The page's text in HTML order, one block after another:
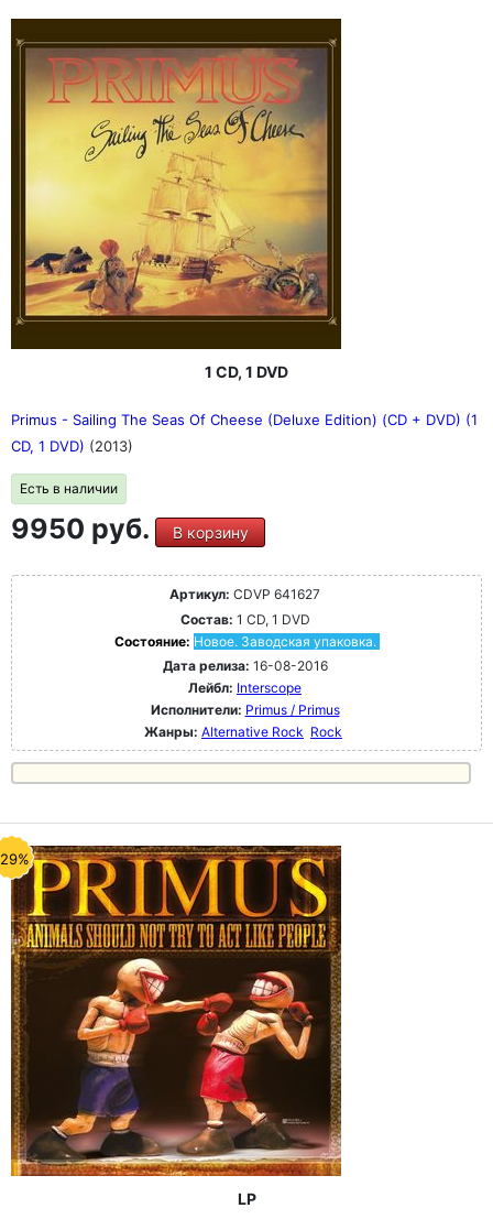
1 CD, 1 DVD
Primus - Sailing The Seas Of Cheese (Deluxe Edition) (CD + DVD) (1
CD, 1 DVD) (2013)
Есть в наличии
9950 руб. В корзину
Артикул: CDVP 641627
Состав: 1 CD, 1 DVD
Состояние: Новое. Заводская упаковка.
Дата релиза: 16-08-2016
Лейбл: Interscope
Исполнители: Primus / Primus
Жанры: Alternative Rock Rock
LP